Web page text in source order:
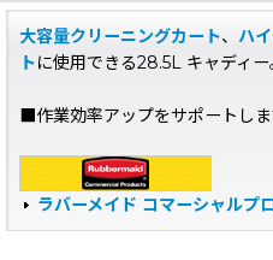
大容量クリーニングカート、 ハ
トに使用できる28.5L キャディー
■作業効率アップをサポートしま
ラバーメイド コマーシャルプ